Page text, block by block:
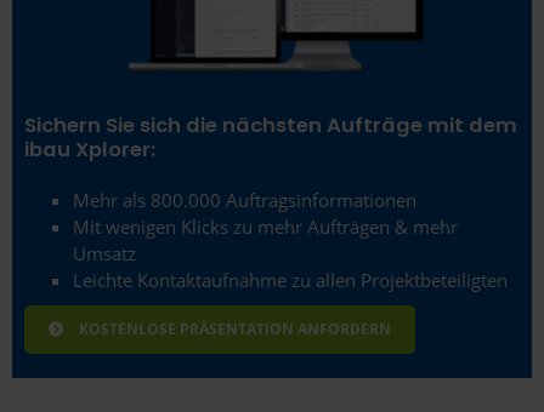
Ettlingen
Euskirchen
Flensburg
Sichern Sie sich die nächsten Aufträge mit dem
ibau Xplorer:
Mehr als 800.000 Auftragsinformationen
Mit wenigen Klicks zu mehr Aufträgen & mehr
Umsatz
Leichte Kontaktaufnahme zu allen Projektbeteiligten
KOSTENLOSE PRÄSENTATION ANFORDERN